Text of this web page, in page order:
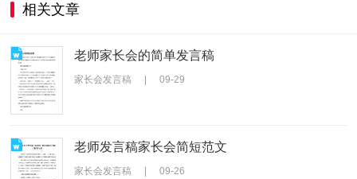
相关文章
老师家长会的简单发言稿
家长会发言稿 09-29
老师发言稿家长会简短范文
家长会发言稿 09-26